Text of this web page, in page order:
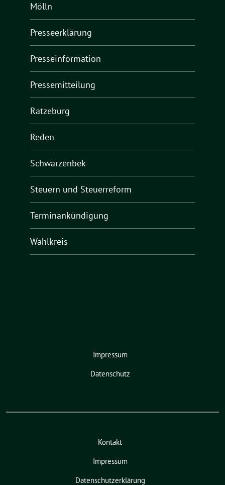
Mölln
Presseerklärung
Presseinformation
Pressemitteilung
Ratzeburg
Reden
Schwarzenbek
Steuern und Steuerreform
Terminankündigung
Wahlkreis
Impressum
Datenschutz
Kontakt
Impressum
Datenschutzerklärung